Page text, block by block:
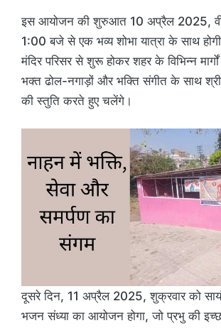
इस आयोजन की शुरुआत 10 अप्रैल 2025,
1:00 बजे से एक भव्य शोभा यात्रा के साथ
मंदिर परिसर से शुरू होकर शहर के विभिन्न
भक्त ढोल-नगाड़ों और भक्ति संगीत के साथ श्री
की स्तुति करते हुए चलेंगे।
दूसरे दिन, 11 अप्रैल 2025, शुक्रवार को
भजन संध्या का आयोजन होगा, जो प्रभु की